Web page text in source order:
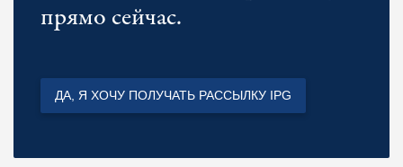
прямо сейчас.
ДА, Я ХОЧУ ПОЛУЧАТЬ РАССЫЛКУ IPG